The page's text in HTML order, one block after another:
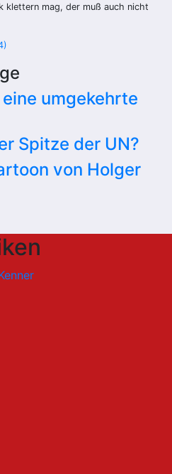
klettern mag, der muß auch nicht
umgekehrte
Spitze der UN?
von Holger